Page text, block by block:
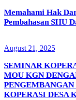
Memahami Hak
Pembahasan SHU
August 21, 2025
SEMINAR
MOU KGN
KOPERASI DESA